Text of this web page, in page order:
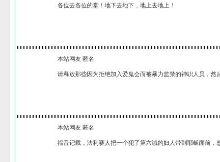
各位去各位的堂！地下去地下，地上去地上！
本站网友 匿名
请释放那些因为拒绝加入爱鬼会而被暴力监禁的神职人员，然
本站网友 匿名
福音记载，法利赛人把一个犯了第六诫的妇人带到耶稣面前